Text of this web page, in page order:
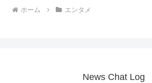
ホーム エンタメ
News Chat Log